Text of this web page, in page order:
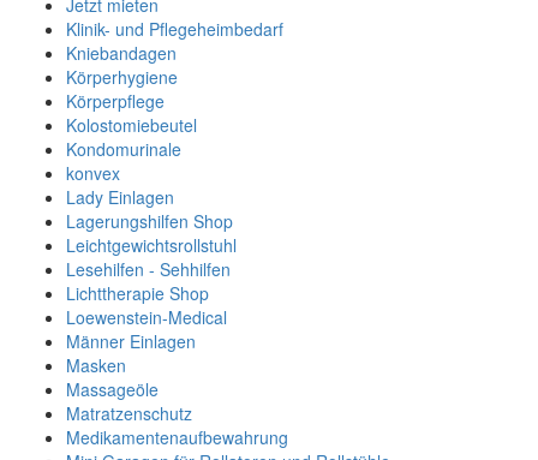
Jetzt mieten
Klinik- und Pflegeheimbedarf
Kniebandagen
Körperhygiene
Körperpflege
Kolostomiebeutel
Kondomurinale
konvex
Lady Einlagen
Lagerungshilfen Shop
Leichtgewichtsrollstuhl
Lesehilfen - Sehhilfen
Lichttherapie Shop
Loewenstein-Medical
Männer Einlagen
Masken
Massageöle
Matratzenschutz
Medikamentenaufbewahrung